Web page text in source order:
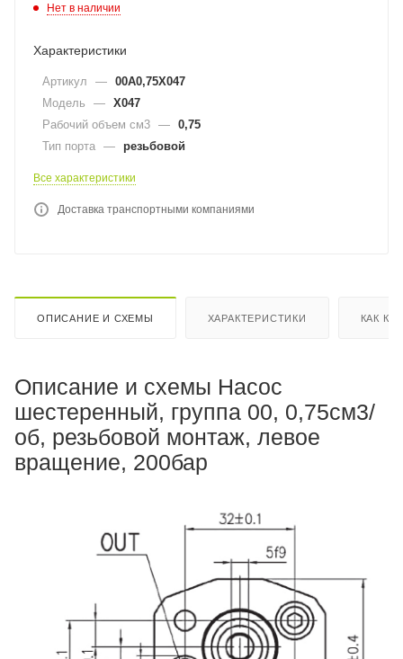
Нет в наличии
Характеристики
Артикул — 00A0,75X047
Модель
— X047
Рабочий объем см3 — 0,75
Тип порта — резьбовой
Все характеристики
Доставка транспортными компаниями
ОПИСАНИЕ И СХЕМЫ ХАРАКТЕРИСТИКИ КАК
Описание и схемы Насос
шестеренный, группа 00, 0,75см3/
об, резьбовой монтаж, левое
вращение, 200бар